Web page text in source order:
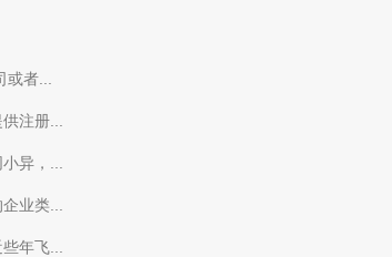
者...
注册...
异，...
业类...
年飞...